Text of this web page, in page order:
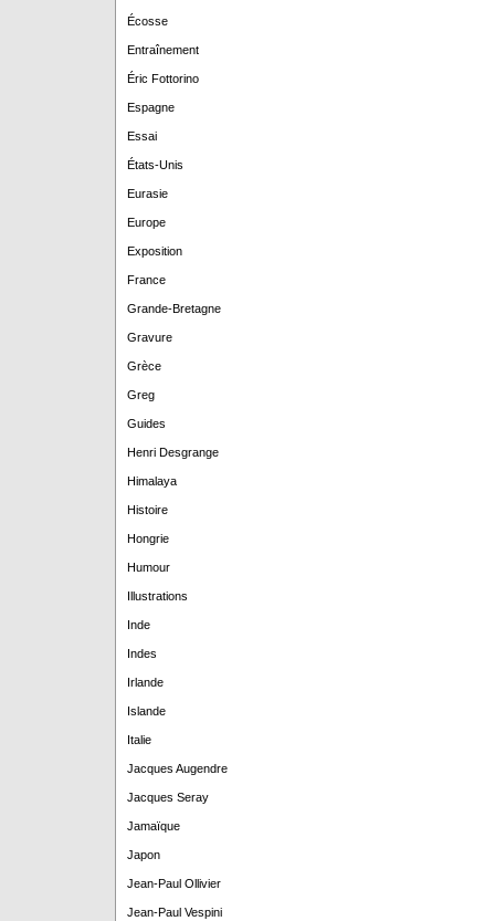
Écosse
Entraînement
Éric Fottorino
Espagne
Essai
États-Unis
Eurasie
Europe
Exposition
France
Grande-Bretagne
Gravure
Grèce
Greg
Guides
Henri Desgrange
Himalaya
Histoire
Hongrie
Humour
Illustrations
Inde
Indes
Irlande
Islande
Italie
Jacques Augendre
Jacques Seray
Jamaïque
Japon
Jean-Paul Ollivier
Jean-Paul Vespini